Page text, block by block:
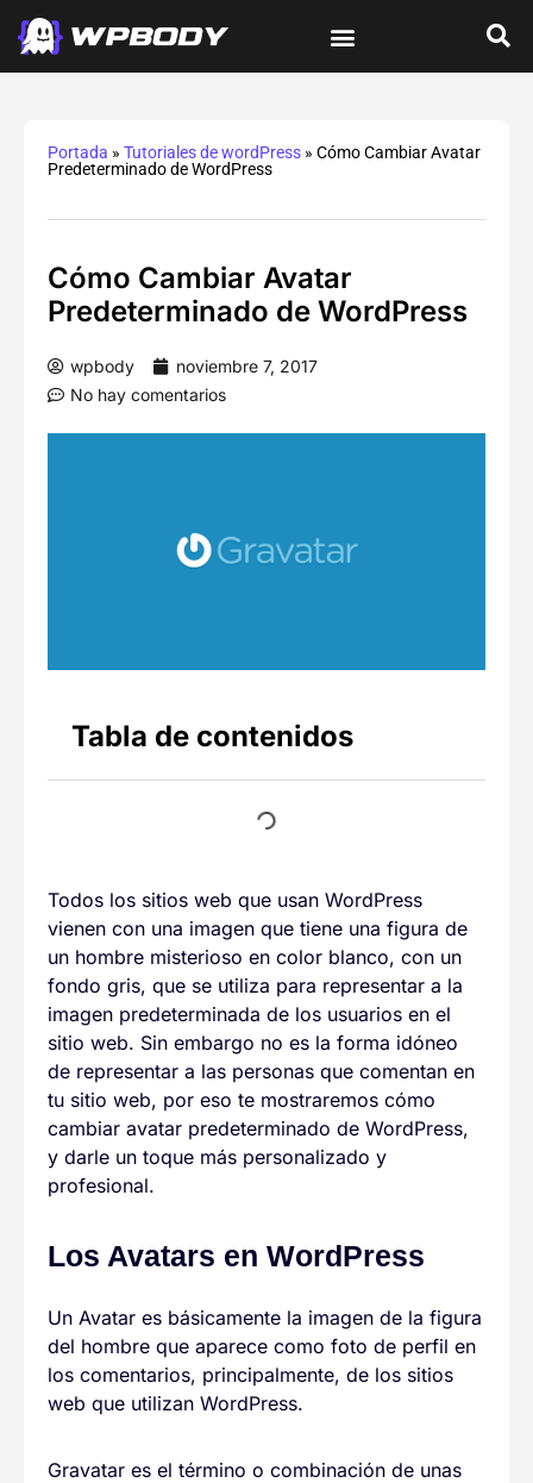
Portada »Tutoriales de wordPress »Cómo Cambiar Avatar
Predeterminado de WordPress
Cómo Cambiar Avatar
Predeterminado de WordPress
wpbody
noviembre 7, 2017
No hay comentarios
Tabla de contenidos
Todos los sitios web que usan WordPress
vienen con una imagen que tiene una figura de
un hombre misterioso en color blanco, con un
fondo gris, que se utiliza para representar a la
imagen predeterminada de los usuarios en el
sitio web. Sin embargo no es la forma idóneo
de representar a las personas que comentan en
tu sitio web, por eso te mostraremos cómo
cambiar avatar predeterminado de WordPress,
y darle un toque más personalizado y
profesional.
Los Avatars en WordPress
Un Avatar es básicamente la imagen de la figura
del hombre que aparece como foto de perfil en
los comentarios, principalmente, de los sitios
web que utilizan WordPress.
Gravatar es el término o combinación de unas